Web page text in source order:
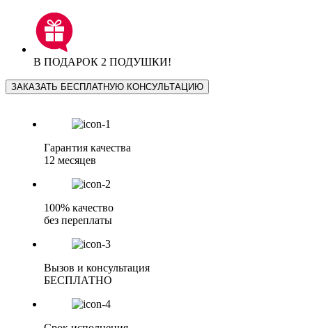
В ПОДАРОК 2 ПОДУШКИ!
ЗАКАЗАТЬ БЕСПЛАТНУЮ КОНСУЛЬТАЦИЮ
Гарантия качества
12 месяцев
100% качество
без переплаты
Вызов и консультация
БЕСПЛАТНО